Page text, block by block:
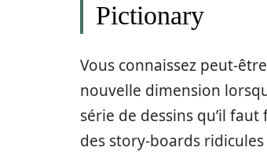
Pictionary
Vous connaissez peut-
nouvelle dimension
série de dessins qu’il
des story-boards ridicules